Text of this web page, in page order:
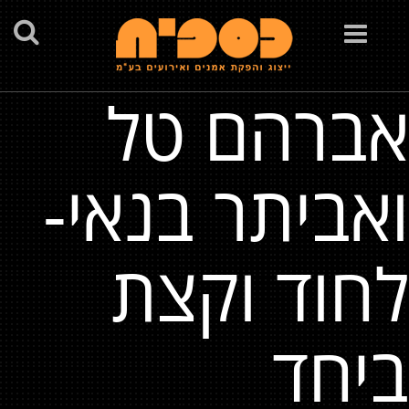
Toggle
navigation
אברהם טל
ואביתר בנאי-
לחוד וקצת
ביחד